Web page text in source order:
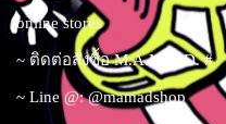
online stores
~ ติดต่อสั่งซื้อ M.A.M.A.D. #
~ Line @: @mamadshop